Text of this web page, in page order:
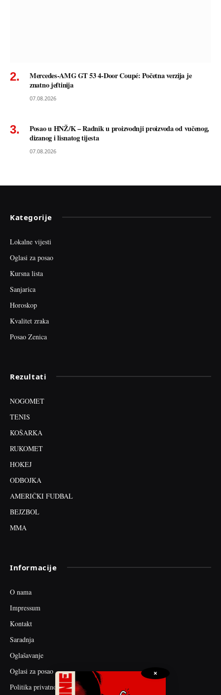
Mercedes-AMG GT 53 4-Door Coupé: Početna verzija je
znatno jeftinija
07.08.2026
Posao u HNŽ/K – Radnik u proizvodnji proizvoda od vučenog,
dizanog i lisnatog tijesta
07.08.2026
Kategorije
Lokalne vijesti
Oglasi za posao
Kursna lista
Sanjarica
Horoskop
Kvalitet zraka
Posao Zenica
Rezultati
NOGOMET
TENIS
KOŠARKA
RUKOMET
HOKEJ
ODBOJKA
AMERIČKI FUDBAL
BEJZBOL
MMA
Informacije
O nama
Impressum
Kontakt
Saradnja
Oglašavanje
Oglasi za posao
Politika privatnosti
×